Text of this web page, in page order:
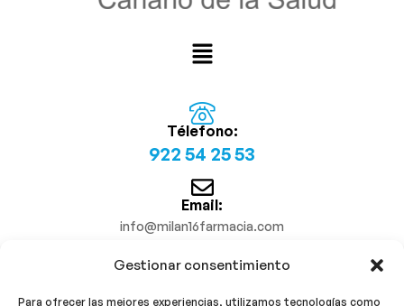
Gestionar consentimiento
Para ofrecer las mejores experiencias, utilizamos tecnologías como
Télefono:
922 54 25 53
Email:
info@milan16farmacia.com
¡Síguenos!